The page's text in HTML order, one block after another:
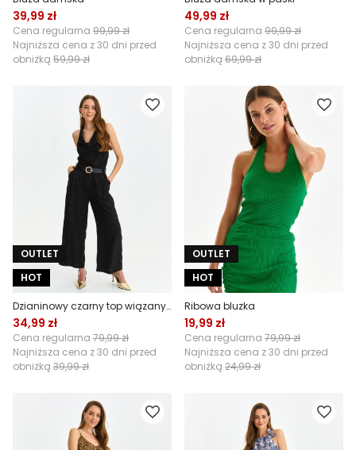
39,99 zł
Cena regularna 99,99 zł
Najniższa cena z 30 dni przed
obniżką 59,99 zł
49,99 zł
Cena regularna 99,99 zł
Najniższa cena z 30 dni przed
obniżką 69,99 zł
OUTLET
HOT
Dzianinowy czarny top wiązany na szyi
34,99 zł
Cena regularna 79,99 zł
Najniższa cena z 30 dni przed
obniżką 39,99 zł
OUTLET
HOT
Ribowa bluzka
19,99 zł
Cena regularna 79,99 zł
Najniższa cena z 30 dni przed
obniżką 24,99 zł